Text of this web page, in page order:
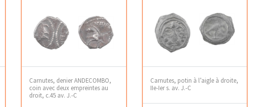
Carnutes, denier ANDECOMBO,
coin avec deux empreintes au
droit, c.45 av. J.-C
Carnutes, potin à l’aigle à droite,
IIe-Ier s. av. J.-C